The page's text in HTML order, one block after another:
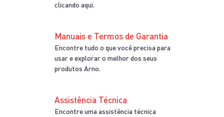
clicando aqui.
Manuais e Termos de Garantia
Encontre tudo o que você precisa para
usar e explorar o melhor dos seus
produtos Arno.
Assistência Técnica
Encontre uma assistência técnica